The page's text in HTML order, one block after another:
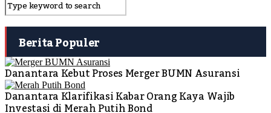
Berita Populer
Danantara Kebut Proses Merger BUMN Asuransi
Danantara Klarifikasi Kabar Orang Kaya Wajib
Investasi di Merah Putih Bond